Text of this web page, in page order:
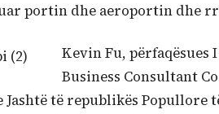
portin dhe aeroportin dhe
Kevin Fu, përfaqësues
Business Consultant
të republikës Popullore